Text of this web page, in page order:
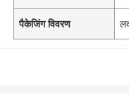
पैकेजिंग विवरण